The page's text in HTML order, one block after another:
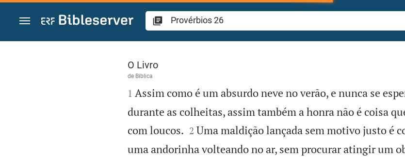
Ir para o conteúdo
Provérbios 26
O Livro
de Biblica

1 Assim como é um absurdo neve no verão, e nunca se
durante as colheitas, assim também a honra não é coisa
com loucos.
2 Uma maldição lançada sem motivo justo é
uma andorinha volteando no ar, sem procurar atingir um